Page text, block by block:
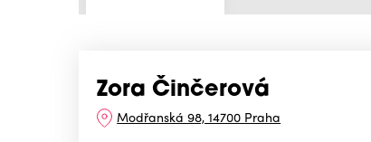
Zora Činčerová
Modřanská 98, 14700 Praha